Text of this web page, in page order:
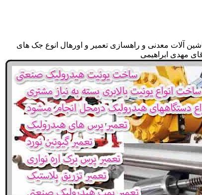
آلات معدنی و راهسازی تعمیر و اورهال انوع جک های